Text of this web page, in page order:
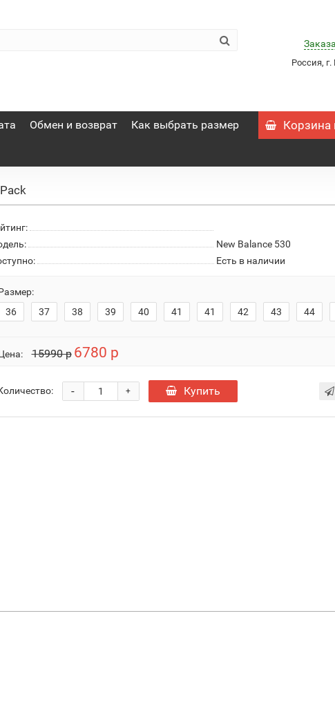
Россия,
Обмен и возврат Как выбрать размер Корзина
New Balance 530
Есть в наличии
36
37 38 39 40 41 41 42 43 44
15990 р 6780 р
+
- Купить